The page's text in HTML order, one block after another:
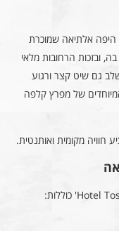
היפה אלתיאה שמוכרת
ובזכות הרחובות מלאי
גם שיט קצר ורגוע
של מפרץ קלפה
חוויה מקומית ואותנטית.